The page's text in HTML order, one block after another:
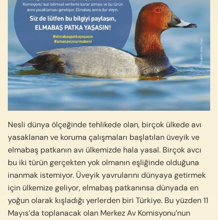
Nesli dünya ölçeğinde tehlikede olan, birçok ülkede avı
yasaklanan ve koruma çalışmaları başlatılan üveyik ve
elmabaş patkanın avı ülkemizde hala yasal. Birçok avcı
bu iki türün gerçekten yok olmanın eşliğinde olduğuna
inanmak istemiyor. Üveyik yavrularını dünyaya getirmek
için ülkemize geliyor, elmabaş patkanınsa dünyada en
yoğun olarak kışladığı yerlerden biri Türkiye. Bu yüzden 11
Mayıs’da toplanacak olan Merkez Av Komisyonu’nun